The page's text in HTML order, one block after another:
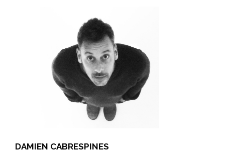
DAMIEN CABRESPINES